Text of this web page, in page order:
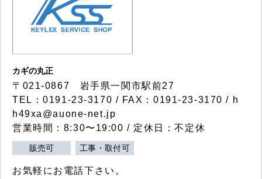
カギの丸正
〒021-0867 岩手県一関市駅前27
TEL：0191-23-3170 / FAX：0191-23-3170 / h
h49xa@auone-net.jp
営業時間：8:30〜19:00 / 定休日：不定休
販売可 工事・取付可
お気軽にお電話下さい。